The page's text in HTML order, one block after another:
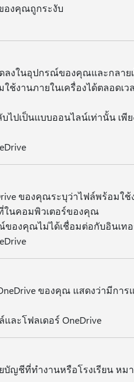
องคุณถูกระงับ
ลงในอุปกรณ์ของคุณและกลาย
งานภายในเครื่องได้ตลอดเว
ปเป็นแบบออนไลน์เท่านั้น เพี
ของคุณระบุว่าไฟล์พร้อมใช้
ในคอมพิวเตอร์ของคุณ
องคุณไม่ได้เชื่อมต่อกับอินเทอ
ของคุณ แสดงว่ามีการ
ละโฟลเดอร์ OneDrive
ญชีที่ทํางานหรือโรงเรียน หม